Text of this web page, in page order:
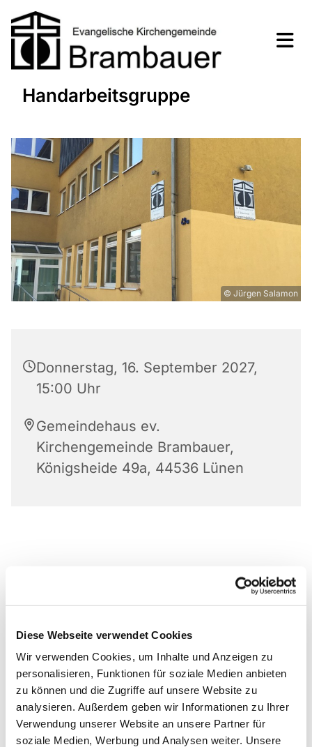
Diese Webseite verwendet Cookies
Wir verwenden Cookies, um Inhalte und Anzeigen zu
personalisieren, Funktionen für soziale Medien anbieten
zu können und die Zugriffe auf unsere Website zu
analysieren. Außerdem geben wir Informationen zu Ihrer
Verwendung unserer Website an unsere Partner für
soziale Medien, Werbung und Analysen weiter. Unsere
Handarbeitsgruppe
© Jürgen Salamon
Donnerstag, 16. September 2027,
15:00 Uhr
Gemeindehaus ev.
Kirchengemeinde Brambauer,
Königsheide 49a, 44536 Lünen